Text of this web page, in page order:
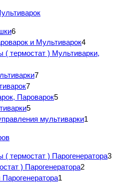
6
и Мультиварок4
( термостат ) Мультиварки,
7
7
Пароварок5
5
мультиварки1
( термостат ) Парогенератора3
) Парогенератора2
1